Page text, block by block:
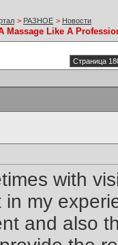
> РАЗНОЕ > Новости
Massage Like A
Страница
with
in my
and also